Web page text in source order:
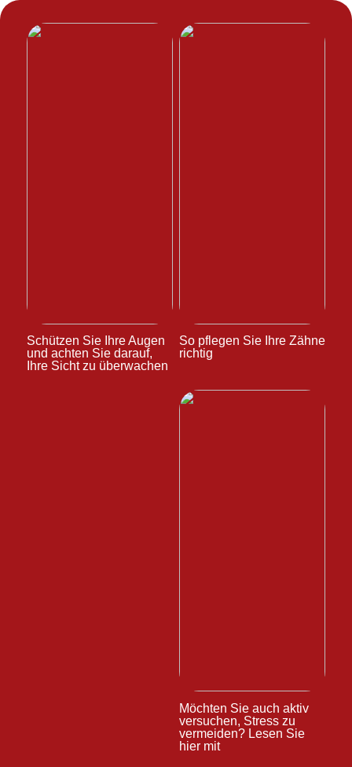
Schützen Sie Ihre Augen
und achten Sie darauf,
Ihre Sicht zu überwachen
So pflegen Sie Ihre Zähne
richtig
Möchten Sie auch aktiv
versuchen, Stress zu
vermeiden? Lesen Sie
hier mit